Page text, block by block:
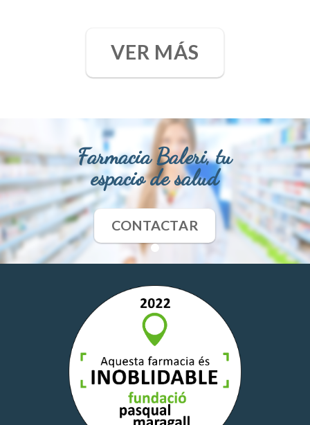
VER MÁS
Farmacia Baleri, tu
espacio de salud
CONTACTAR